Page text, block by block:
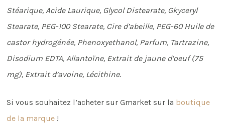
Stéarique, Acide Laurique, Glycol Distearate, Gkyceryl
Stearate, PEG-100 Stearate, Cire d’abeille, PEG-60 Huile de
castor hydrogénée, Phenoxyethanol, Parfum, Tartrazine,
Disodium EDTA, Allantoïne, Extrait de jaune d’oeuf (75
mg), Extrait d’avoine, Lécithine.
Si vous souhaitez l’acheter sur Gmarket sur la boutique
de la marque !